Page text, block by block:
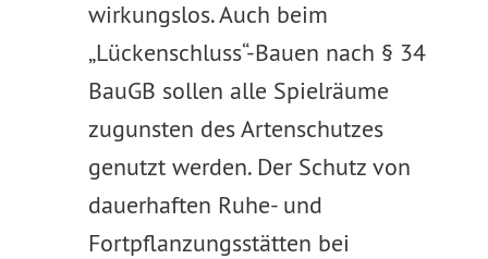
wirkungslos. Auch beim
„Lückenschluss“-Bauen nach § 34
BauGB sollen alle Spielräume
zugunsten des Artenschutzes
genutzt werden. Der Schutz von
dauerhaften Ruhe- und
Fortpflanzungsstätten bei